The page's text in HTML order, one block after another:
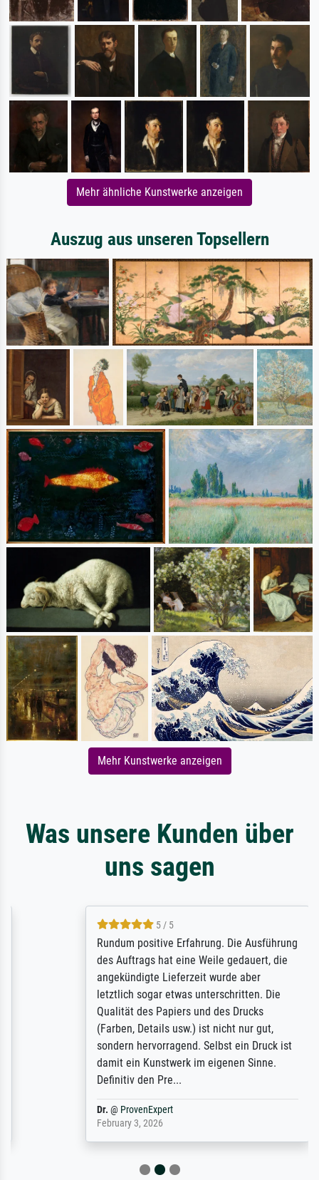
Mehr ähnliche Kunstwerke anzeigen
Auszug aus unseren Topsellern
Mehr Kunstwerke anzeigen
Was unsere Kunden über
uns sagen
5 / 5
Rundum positive Erfahrung. Die Ausführung
des Auftrags hat eine Weile gedauert, die
angekündigte Lieferzeit wurde aber
letztlich sogar etwas unterschritten. Die
Qualität des Papiers und des Drucks
(Farben, Details usw.) ist nicht nur gut,
sondern hervorragend. Selbst ein Druck ist
damit ein Kunstwerk im eigenen Sinne.
Definitiv den Pre...
ProvenExpert
February 3, 2026